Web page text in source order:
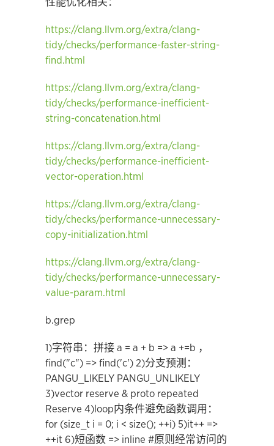
性能优化相关：
https://clang.llvm.org/extra/clang-
tidy/checks/performance-faster-string-
find.html
https://clang.llvm.org/extra/clang-
tidy/checks/performance-inefficient-
string-concatenation.html
https://clang.llvm.org/extra/clang-
tidy/checks/performance-inefficient-
vector-operation.html
https://clang.llvm.org/extra/clang-
tidy/checks/performance-unnecessary-
copy-initialization.html
https://clang.llvm.org/extra/clang-
tidy/checks/performance-unnecessary-
value-param.html
b.grep
1)字符串：拼接 a = a + b => a +=b ，
find("c") => find('c') 2)分支预测：
PANGU_LIKELY PANGU_UNLIKELY
3)vector reserve & proto repeated
Reserve 4)loop内条件避免函数调用：
for (size_t i = 0; i < size(); ++i) 5)it++ =>
++it 6)短函数 => inline #原则经常访问的